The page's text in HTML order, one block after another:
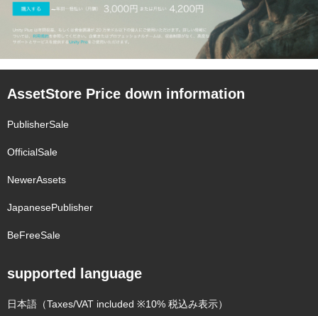
AssetStore Price down information
PublisherSale
OfficialSale
NewerAssets
JapanesePublisher
BeFreeSale
supported language
日本語（Taxes/VAT included ※10% 税込み表示）